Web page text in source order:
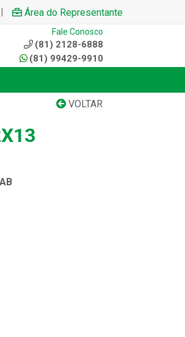
| Área do Representante
Fale Conosco
(81) 2128-6888
(81) 99429-9910
VOLTAR